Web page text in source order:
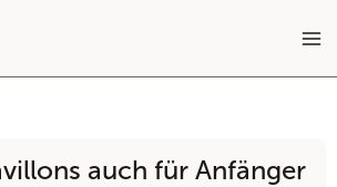
auch für Anfänger